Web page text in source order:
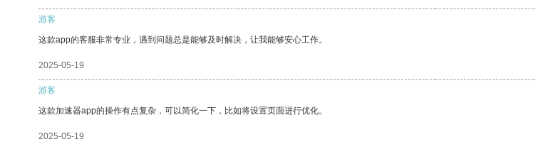
游客
这款app的客服非常专业，遇到问题总是能够及时解决，让我能够安心工作。
2025-05-19
游客
这款加速器app的操作有点复杂，可以简化一下，比如将设置页面进行优化。
2025-05-19